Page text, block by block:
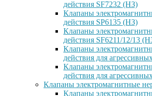
действия SF7232 (НЗ)
Клапаны
действия SP6135 (НЗ)
Клапаны
действия SF6211/12/13
Клапаны
действия для
Клапаны
действия для
Клапаны электромагнитные
Клапаны